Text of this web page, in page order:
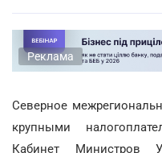
Реклама
Северное
крупными
Кабинет Министров